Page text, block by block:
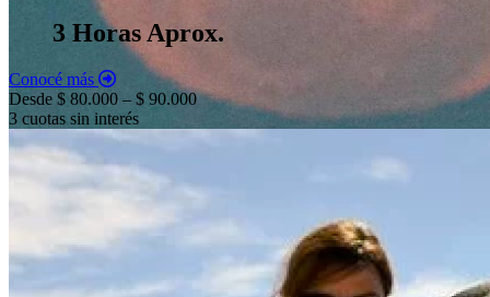
3 Horas Aprox.
Conocé más
Desde $ 80.000 – $ 90.000
3 cuotas sin interés